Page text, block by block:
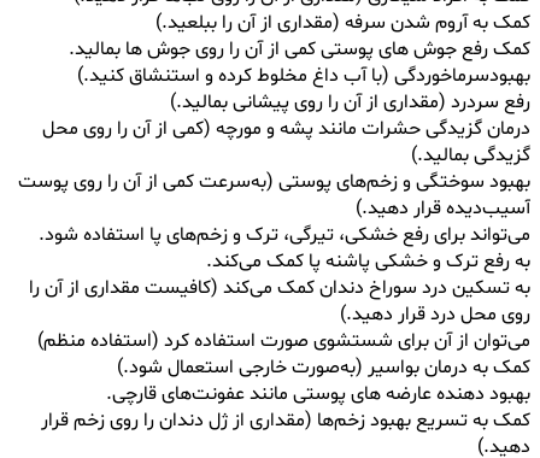
کمک به آروم شدن سرفه (مقداری از آن را ببلعید.)
کمک رفع جوش های پوستی کمی از آن را روی جوش ها بمالید.
بهبودسرماخوردگی (با آب داغ مخلوط کرده و استنشاق کنید.)
رفع سردرد (مقداری از آن را روی پیشانی بمالید.)
درمان گزیدگی حشرات مانند پشه و مورچه (کمی از آن را روی محل
گزیدگی بمالید.)
بهبود سوختگی و زخم‌های پوستی (به‌سرعت کمی از آن را روی پوست
آسیب‌دیده قرار دهید.)
می‌تواند برای رفع خشکی، تیرگی، ترک و زخم‌های پا استفاده شود.
به رفع ترک و خشکی پاشنه پا کمک می‌کند.
به تسکین درد سوراخ دندان کمک می‌کند (کافیست مقداری از آن را
روی محل درد قرار دهید.)
می‌توان از آن برای شستشوی صورت استفاده کرد (استفاده منظم)
کمک به درمان بواسیر (به‌صورت خارجی استعمال شود.)
بهبود دهنده عارضه ‌های پوستی مانند عفونت‌های قارچی.
کمک به تسریع بهبود زخم‌ها (مقداری از ژل دندان را روی زخم قرار
دهید.)